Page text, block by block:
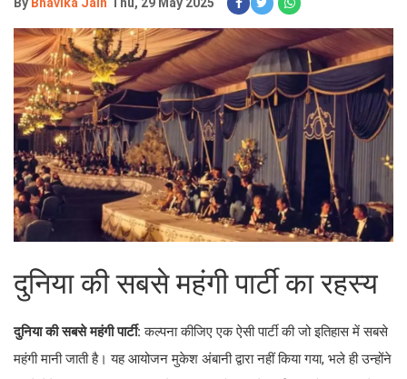
दुनिया की सबसे महंगी पार्टी:
सबसे महंगी मानी जाती है। यह आयोजन मुकेश अंबानी द्वारा नहीं किया गया,
भले ही उन्होंने अपने बेटे अनंत अंबानी की शादी में 5,000 करोड़ रुपये खर्च
किए हों। असल में, यह भव्य उत्सव ईरान के एक शासक द्वारा आयोजित किया